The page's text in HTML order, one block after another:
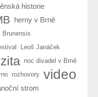
historie
herny v Brně
Brunensis
Leoš Janáček
noc divadel v Brně
rozhovory video
strom